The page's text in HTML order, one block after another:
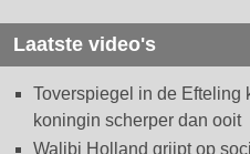
Laatste video's
Toverspiegel in de Efteling
koningin scherper dan ooit
Walibi Holland grijpt op